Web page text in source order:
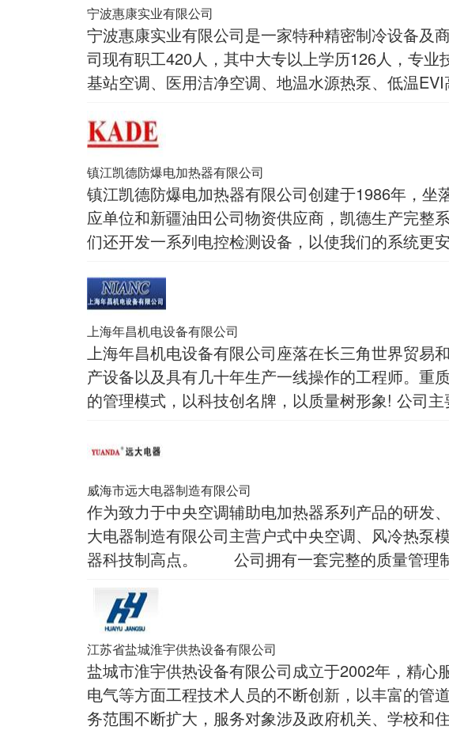
宁波惠康实业有限公司
宁波惠康实业有限公司是一家特种精密制冷设备及
司现有职工420人，其中大专以上学历126人，专
基站空调、医用洁净空调、地温水源热泵、低温
镇江凯德防爆电加热器有限公司
镇江凯德防爆电加热器有限公司创建于1986年，
应单位和新疆油田公司物资供应商，凯德生产完整
们还开发一系列电控检测设备，以使我们的系统
上海年昌机电设备有限公司
上海年昌机电设备有限公司座落在长三角世界贸
产设备以及具有几十年生产一线操作的工程师。重
的管理模式，以科技创名牌，以质量树形象! 公司
威海市远大电器制造有限公司
作为致力于中央空调辅助电加热器系列产品的研发
大电器制造有限公司主营户式中央空调、风冷热泵
器科技制高点。 公司拥有一套完整的质量管理
江苏省盐城淮宇供热设备有限公司
盐城市淮宇供热设备有限公司成立于2002年，精心
电气等方面工程技术人员的不断创新，以丰富的
务范围不断扩大，服务对象涉及政府机关、学校和